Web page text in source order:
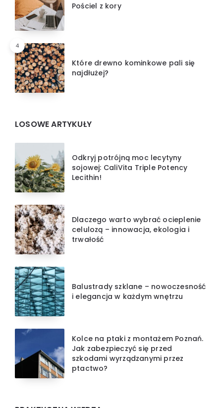
Pościel z kory
4
Które drewno kominkowe pali się
najdłużej?
LOSOWE ARTYKUŁY
Odkryj potrójną moc lecytyny
sojowej: CaliVita Triple Potency
Lecithin!
Dlaczego warto wybrać ocieplenie
celulozą – innowacja, ekologia i
trwałość
Balustrady szklane – nowoczesność
i elegancja w każdym wnętrzu
Kolce na ptaki z montażem Poznań.
Jak zabezpieczyć się przed
szkodami wyrządzanymi przez
ptactwo?